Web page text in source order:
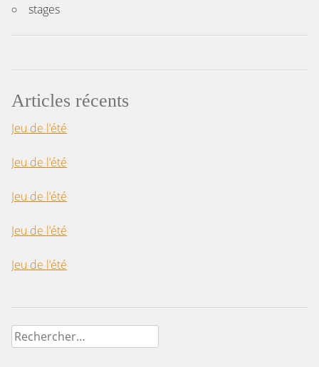
stages
Articles récents
Jeu de l’été
Jeu de l’été
Jeu de l’été
Jeu de l’été
Jeu de l’été
Rechercher :